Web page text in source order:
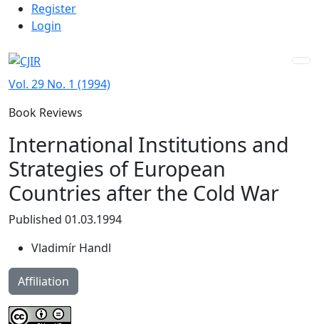
Skip to main navigation menu
Skip to main content
Skip to site footer
Admin menu
Register
Login
Vol. 29 No. 1 (1994)
Book Reviews
International Institutions and
Strategies of European
Countries after the Cold War
Published 01.03.1994
Vladimír Handl
Affiliation